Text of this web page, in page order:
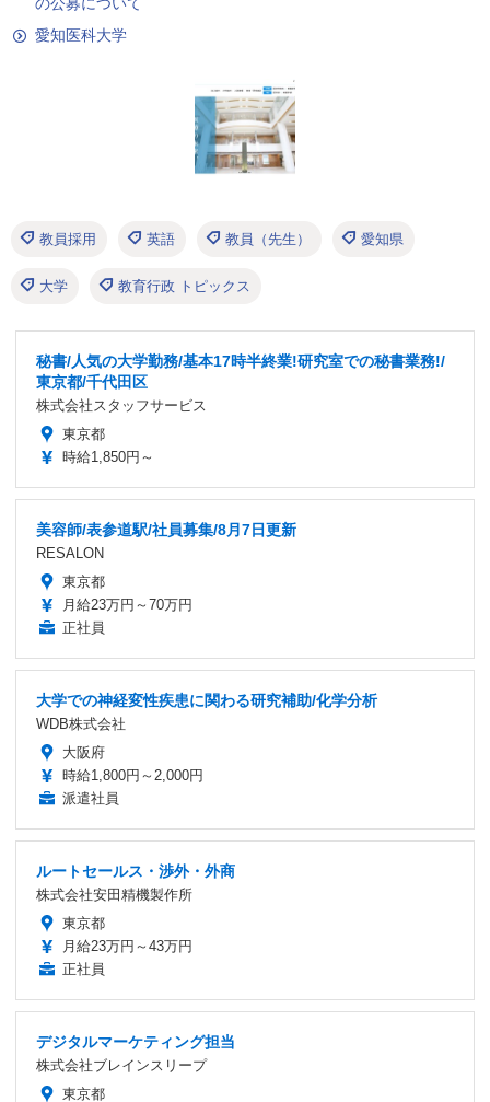
愛知医科大学
教員採用 英語 教員（先生） 愛知県
大学 教育行政 トピックス
秘書/人気の大学勤務/基本17時半終業!研究室での秘書業務!/
東京都/千代田区
株式会社スタッフサービス
東京都
時給1,850円～
美容師/表参道駅/社員募集/8月7日更新
RESALON
東京都
月給23万円～70万円
正社員
大学での神経変性疾患に関わる研究補助/化学分析
WDB株式会社
大阪府
時給1,800円～2,000円
派遣社員
ルートセールス・渉外・外商
株式会社安田精機製作所
東京都
月給23万円～43万円
正社員
デジタルマーケティング担当
株式会社ブレインスリープ
東京都